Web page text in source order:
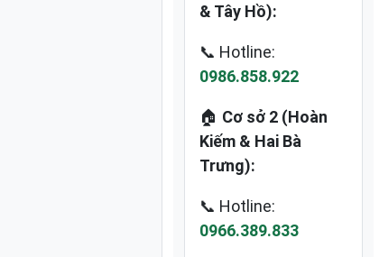
& Tây Hồ):
📞 Hotline:
0986.858.922
🏠 Cơ sở 2 (Hoàn
Kiếm & Hai Bà
Trưng):
📞 Hotline:
0966.389.833